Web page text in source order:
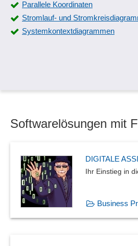
Parallele Koordinaten
Stromlauf- und
Systemkontextdiagrammen
Softwarelösungen mit
DIGITALE
Ihr Einstieg in
Business